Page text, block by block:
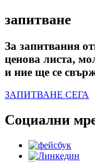
запитване
За запитвания
ценова листа,
и ние ще се
ЗАПИТВАНЕ СЕГА
Социални